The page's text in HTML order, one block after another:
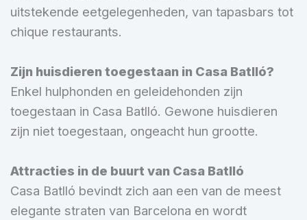
uitstekende eetgelegenheden, van tapasbars tot
chique restaurants.
Zijn huisdieren toegestaan in Casa Batlló?
Enkel hulphonden en geleidehonden zijn
toegestaan in Casa Batlló. Gewone huisdieren
zijn niet toegestaan, ongeacht hun grootte.
Attracties in de buurt van Casa Batlló
Casa Batlló bevindt zich aan een van de meest
elegante straten van Barcelona en wordt